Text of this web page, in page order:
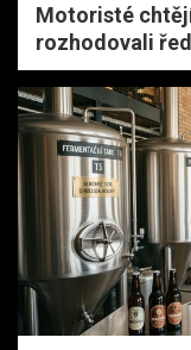
Motoristé
rozhodovali